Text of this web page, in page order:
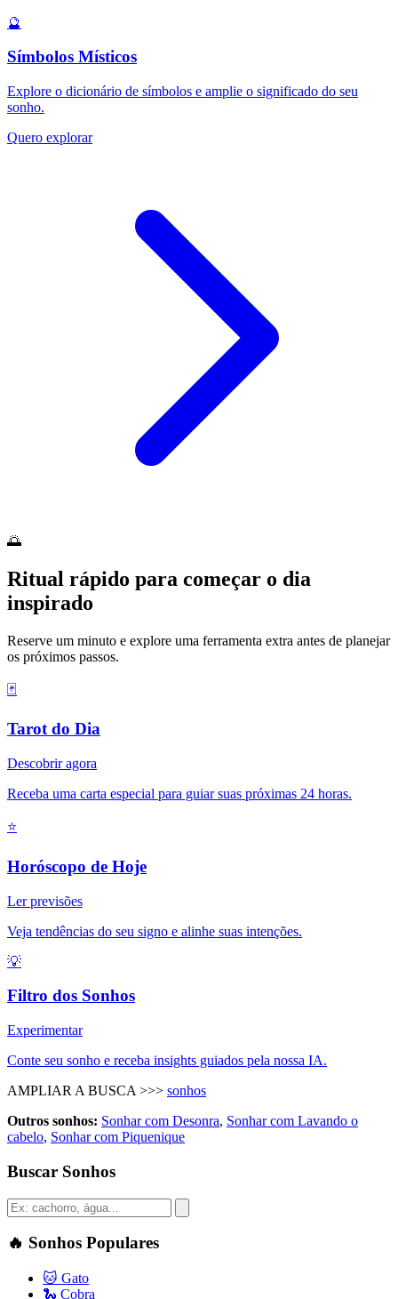
🔮
Símbolos Místicos
Explore o dicionário de símbolos e amplie o significado do seu
sonho.
Quero explorar
🌅
Ritual rápido para começar o dia
inspirado
Reserve um minuto e explore uma ferramenta extra antes de planejar
os próximos passos.
🃏
Tarot do Dia
Descobrir agora
Receba uma carta especial para guiar suas próximas 24 horas.
⭐
Horóscopo de Hoje
Ler previsões
Veja tendências do seu signo e alinhe suas intenções.
💡
Filtro dos Sonhos
Experimentar
Conte seu sonho e receba insights guiados pela nossa IA.
AMPLIAR A BUSCA >>> sonhos
Outros sonhos: Sonhar com Desonra, Sonhar com Lavando o
cabelo, Sonhar com Piquenique
Buscar Sonhos
🔥 Sonhos Populares
🐱 Gato
🐍 Cobra